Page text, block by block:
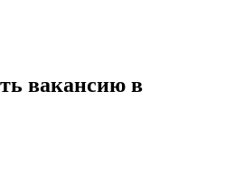
вакансию в